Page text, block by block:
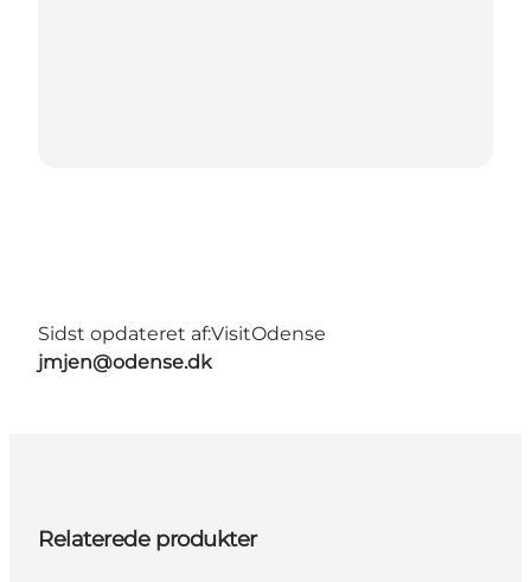
Sidst opdateret af:VisitOdense
jmjen@odense.dk
Relaterede produkter